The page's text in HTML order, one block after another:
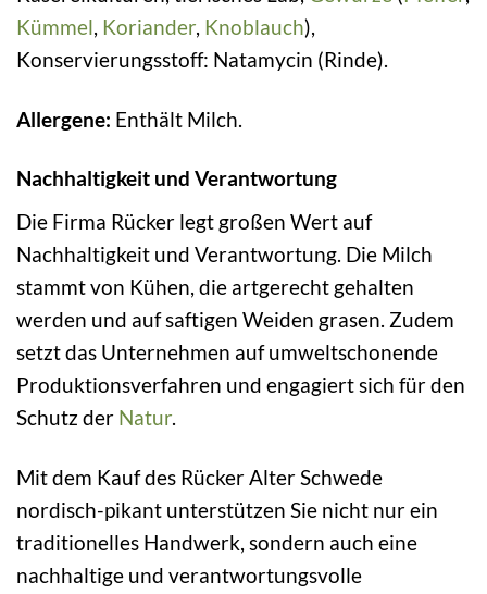
Kümmel Koriander Knoblauch),
Konservierungsstoff: Natamycin (Rinde).
Allergene: Enthält Milch.
Nachhaltigkeit und Verantwortung
Die Firma Rücker legt großen Wert auf
Nachhaltigkeit und Verantwortung. Die Milch
stammt von Kühen, die artgerecht gehalten
werden und auf saftigen Weiden grasen. Zudem
setzt das Unternehmen auf umweltschonende
Produktionsverfahren und engagiert sich für den
Schutz der Natur.
Mit dem Kauf des Rücker Alter Schwede
nordisch-pikant unterstützen Sie nicht nur ein
traditionelles Handwerk, sondern auch eine
nachhaltige und verantwortungsvolle